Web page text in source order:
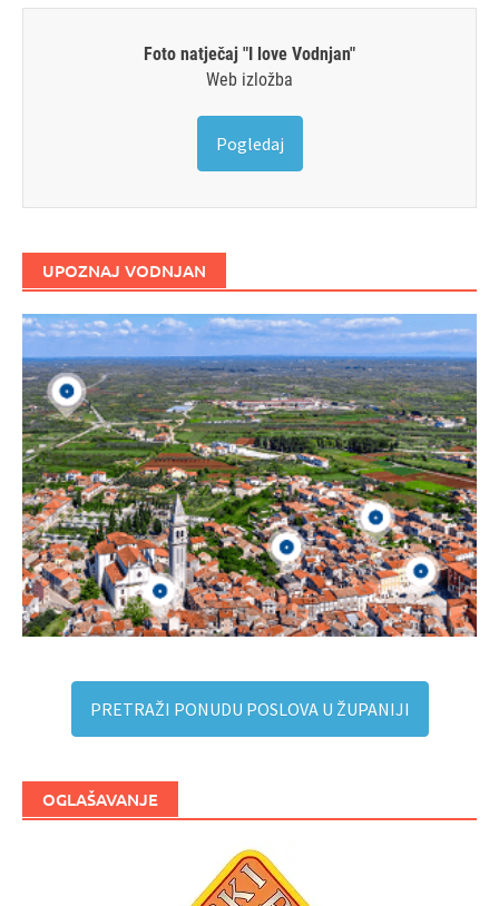
Foto natječaj "I love Vodnjan"
Web izložba
Pogledaj
UPOZNAJ VODNJAN
PRETRAŽI PONUDU POSLOVA U ŽUPANIJI
OGLAŠAVANJE